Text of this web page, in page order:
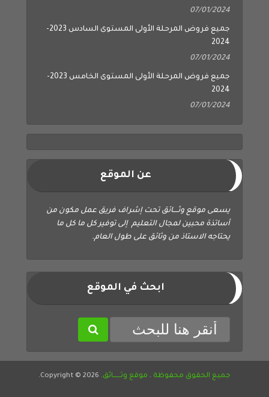
07/01/2024
جميع فروض المرحلة الأولى المستوى السادس 2023-
2024
07/01/2024
جميع فروض المرحلة الأولى المستوى الخامس 2023-
2024
07/01/2024
عن الموقع
يسعى موقع وثــــائق تحت إشراف فريق عمل مكون من
أساتذة محبين لمجال التعليم إلى توفير كل ما كل ما
يحتاجه الاستاذ من وثائق على طول العام.
ابحث في الموقع
جميع الحقوق محفوظة . موقع وثــــــائق. Copyright © 2026.